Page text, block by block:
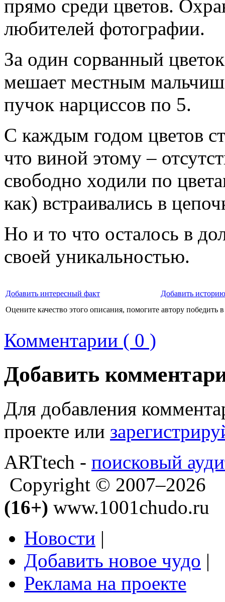
прямо среди цветов.
любителей фотографии.
За один сорванный
мешает местным
пучок нарциссов по 5.
С каждым годом цветов
что виной этому –
свободно ходили по
как) встраивались в
Но и то что осталось в
своей уникальностью.
Добавить интересный факт
Добавить
Оцените качество этого описания, помогите автору победить
Комментарии ( 0 )
Добавить
Для добавления
проекте или
ARTtech - поисковый
Copyright © 2007–2026
(16+) www.1001chudo.ru
Новости |
Добавить новое чудо |
Реклама на проекте